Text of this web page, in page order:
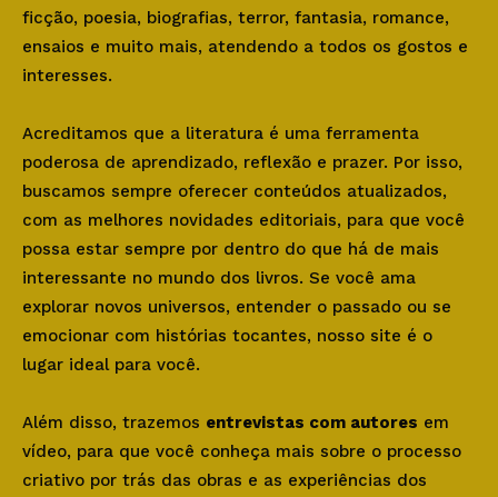
ficção, poesia, biografias, terror, fantasia, romance,
ensaios e muito mais, atendendo a todos os gostos e
interesses.
Acreditamos que a literatura é uma ferramenta
poderosa de aprendizado, reflexão e prazer. Por isso,
buscamos sempre oferecer conteúdos atualizados,
com as melhores novidades editoriais, para que você
possa estar sempre por dentro do que há de mais
interessante no mundo dos livros. Se você ama
explorar novos universos, entender o passado ou se
emocionar com histórias tocantes, nosso site é o
lugar ideal para você.
Além disso, trazemos entrevistas com autores em
vídeo, para que você conheça mais sobre o processo
criativo por trás das obras e as experiências dos